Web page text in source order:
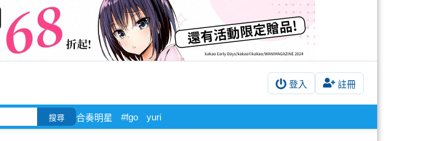
登入 註冊
搜尋 合奏明星 #fgo yuri